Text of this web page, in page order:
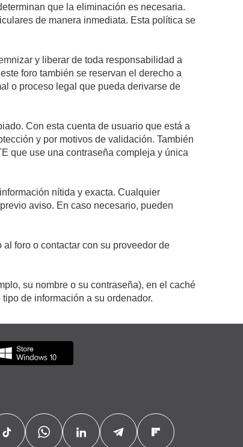
que la eliminación es necesaria.
de manera inmediata. Esta política se
y liberar de toda responsabilidad a
foro también se reservan el derecho a
o proceso legal que pueda derivarse de
Con esta cuenta de usuario que está a
y por motivos de validación. También
que use una contraseña compleja y única
nítida y exacta. Cualquier
aviso. En caso necesario, pueden
foro o contactar con su proveedor de
su nombre o su contraseña), en el caché
de información a su ordenador.